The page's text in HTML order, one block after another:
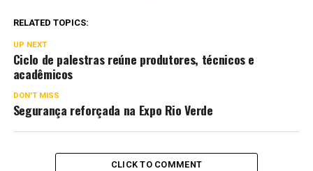
RELATED TOPICS:
UP NEXT
Ciclo de palestras reúne produtores, técnicos e
acadêmicos
DON'T MISS
Segurança reforçada na Expo Rio Verde
CLICK TO COMMENT